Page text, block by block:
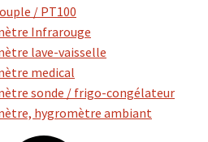
/ PT100
Infrarouge
lave-vaisselle
medical
sonde / frigo-congélateur
hygromètre ambiant